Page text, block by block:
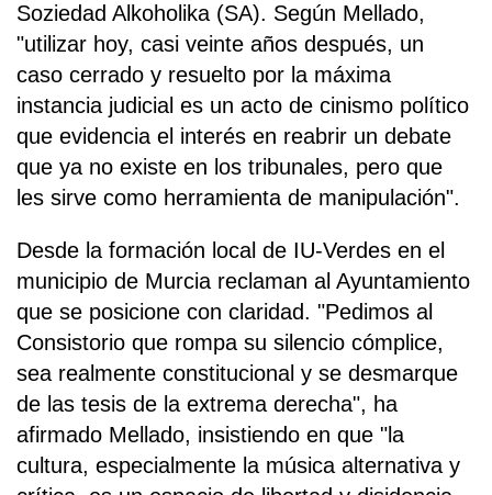
Soziedad Alkoholika (SA). Según Mellado,
"utilizar hoy, casi veinte años después, un
caso cerrado y resuelto por la máxima
instancia judicial es un acto de cinismo político
que evidencia el interés en reabrir un debate
que ya no existe en los tribunales, pero que
les sirve como herramienta de manipulación".
Desde la formación local de IU-Verdes en el
municipio de Murcia reclaman al Ayuntamiento
que se posicione con claridad. "Pedimos al
Consistorio que rompa su silencio cómplice,
sea realmente constitucional y se desmarque
de las tesis de la extrema derecha", ha
afirmado Mellado, insistiendo en que "la
cultura, especialmente la música alternativa y